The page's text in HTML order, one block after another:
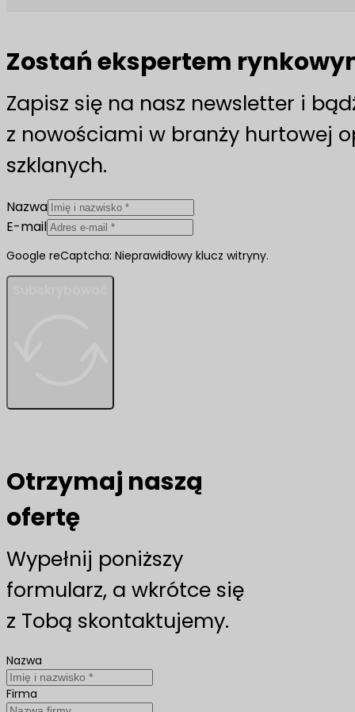
Zostań ekspertem
Zapisz się na nasz newsletter i
z nowościami w branży hurtowej
szklanych.
Nazwa
E-mail
Google reCaptcha: Nieprawidłowy klucz witryny.
Otrzymaj naszą
ofertę
Wypełnij poniższy
formularz, a wkrótce się
z Tobą skontaktujemy.
Nazwa
Firma